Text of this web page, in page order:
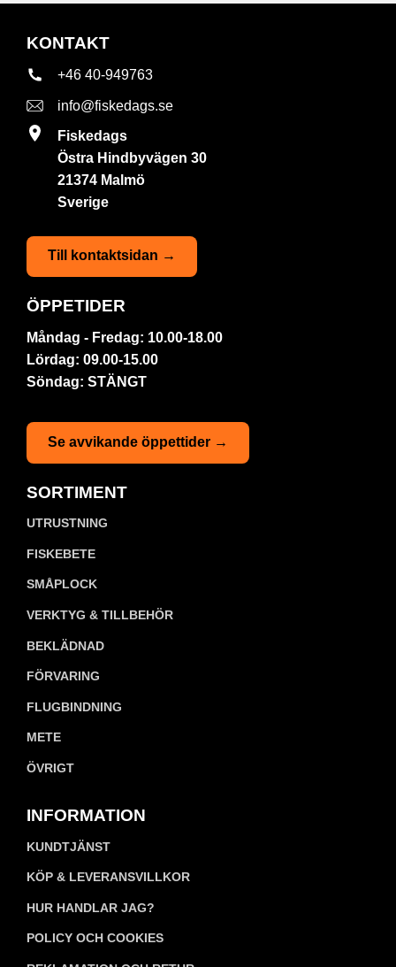
KONTAKT
+46 40-949763
info@fiskedags.se
Fiskedags
Östra Hindbyvägen 30
21374 Malmö
Sverige
Till kontaktsidan →
ÖPPETIDER
Måndag - Fredag: 10.00-18.00
Lördag: 09.00-15.00
Söndag: STÄNGT
Se avvikande öppettider →
SORTIMENT
UTRUSTNING
FISKEBETE
SMÅPLOCK
VERKTYG & TILLBEHÖR
BEKLÄDNAD
FÖRVARING
FLUGBINDNING
METE
ÖVRIGT
INFORMATION
KUNDTJÄNST
KÖP & LEVERANSVILLKOR
HUR HANDLAR JAG?
POLICY OCH COOKIES